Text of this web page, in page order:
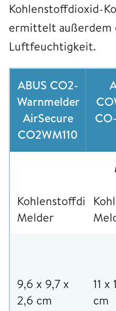
Kohlenstoffdioxid-
ermittelt außerdem
Luftfeuchtigkeit.
ABUS CO2-
Warnmelder
AirSecure
CO2WM110
Kohlenstoffdioxid-
Melder
9,6 x 9,7 x
2,6 cm
11 x
cm